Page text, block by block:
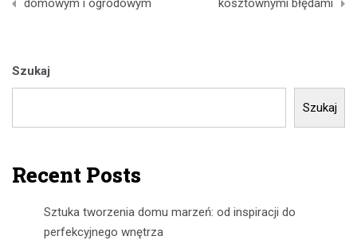
domowym i ogrodowym
kosztownymi błędami
Szukaj
Szukaj
Recent Posts
Sztuka tworzenia domu marzeń: od inspiracji do
perfekcyjnego wnętrza